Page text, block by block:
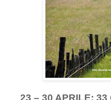
23 – 30 APRILE: 33